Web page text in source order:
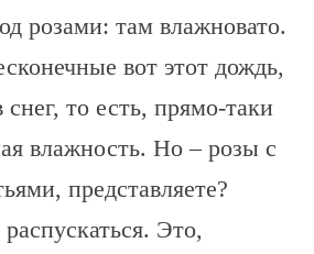
розами: там влажновато.
вот этот дождь,
то есть, прямо-таки
влажность. Но – розы с
представляете?
Это,